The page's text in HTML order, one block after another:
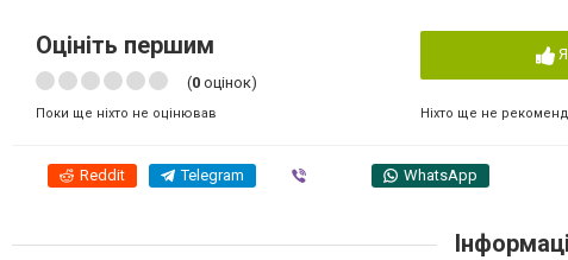
Оцініть першим
(0 оцінок)
Поки ще ніхто не оцінював Ніхто ще не
Reddit Telegram WhatsApp